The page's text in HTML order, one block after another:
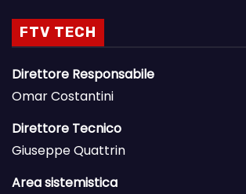
FTV TECH
Direttore Responsabile
Omar Costantini
Direttore Tecnico
Giuseppe Quattrin
Area sistemistica